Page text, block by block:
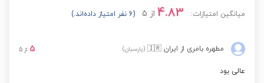
آمار و احتمال یازدهم
میانگین امتیازات: 4.83 از 5 (6 نفر امتیاز داده‌اند.)
مطهره بامری از ایران 🇮🇷 (پارسیان) 5 از 5
عالی بود